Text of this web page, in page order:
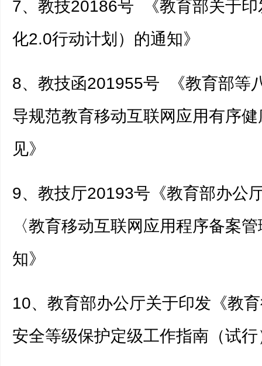
7、教技20186号 《教育部关于印
化2.0行动计划）的通知》
8、教技函201955号 《教育部等
导规范教育移动互联网应用有序
见》
9、教技厅20193号《教育部办公
〈教育移动互联网应用程序备案
知》
10、教育部办公厅关于印发《教
安全等级保护定级工作指南（试